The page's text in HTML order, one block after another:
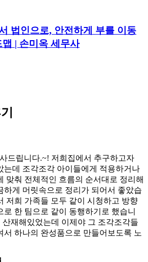
법인으로, 안전하게 부를 이동
| 손미옥 세무사
드립니다.~! 저희집에서 추구하고자
는데 조각조각 아이들에게 적용하거나
맞춰 전체적인 흐름의 순서대로 정리해
하게 머릿속으로 정리가 되어서 좋았습
저희 가족들 모두 같이 시청하고 방향
로 한 팀으로 같이 동행하기로 했습니
재해있었는데 이제야 그 조각조각들
서 하나의 완성품으로 만들어보도록 노